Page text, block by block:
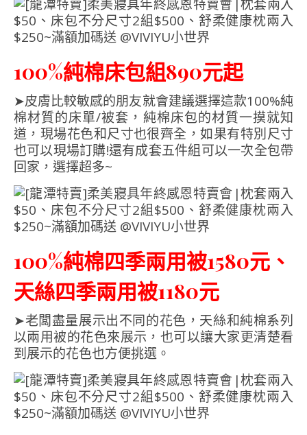
100%純棉床包組890元起
➤皮膚比較敏感的朋友就會建議選擇這款100%純
棉材質的床單/被套，純棉床包的材質一摸就知
道，現場花色和尺寸也很齊全，如果有特別尺寸
也可以現場訂購!還有成套五件組可以一次全包帶
回家，選擇超多~
100%純棉四季兩用被1580元、
天絲四季兩用被1180元
➤老闆盡量展示出不同的花色，天絲和純棉系列
以兩用被的花色來展示，也可以讓大家更清楚看
到展示的花色也方便挑選。